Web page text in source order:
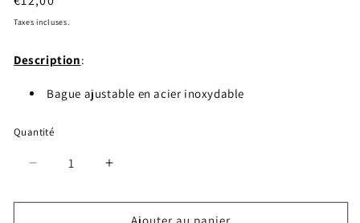
modale
habituel
Taxes incluses.
Description:
Bague ajustable en acier inoxydable
Quantité
Réduire
quantité
Augmenter
quantité